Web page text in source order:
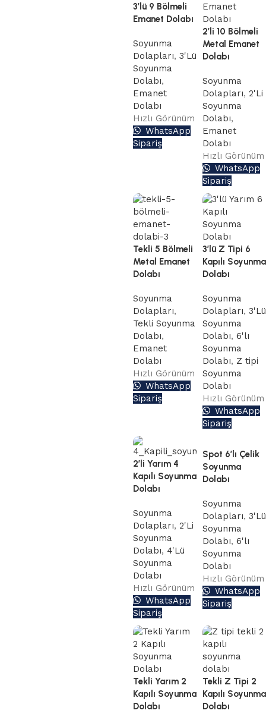
3’lü 9 Bölmeli
Emanet Dolabı
Soyunma
Dolapları, 3'Lü
Soyunma
Dolabı,
Emanet
Dolabı
Hızlı Görünüm
WhatsApp
Sipariş
2’li 10 Bölmeli
Metal Emanet
Dolabı
Soyunma
Dolapları, 2'Li
Soyunma
Dolabı,
Emanet
Dolabı
Hızlı Görünüm
WhatsApp
Sipariş
Tekli 5 Bölmeli
Metal Emanet
Dolabı
Soyunma
Dolapları,
Tekli Soyunma
Dolabı,
Emanet
Dolabı
Hızlı Görünüm
WhatsApp
Sipariş
3’lü Z Tipi 6
Kapılı Soyunma
Dolabı
Soyunma
Dolapları, 3'Lü
Soyunma
Dolabı, 6'lı
Soyunma
Dolabı, Z tipi
Soyunma
Dolabı
Hızlı Görünüm
WhatsApp
Sipariş
2’li Yarım 4
Kapılı Soyunma
Dolabı
Soyunma
Dolapları, 2'Li
Soyunma
Dolabı, 4'Lü
Soyunma
Dolabı
Hızlı Görünüm
WhatsApp
Sipariş
Spot 6’lı Çelik
Soyunma
Dolabı
Soyunma
Dolapları, 3'Lü
Soyunma
Dolabı, 6'lı
Soyunma
Dolabı
Hızlı Görünüm
WhatsApp
Sipariş
Tekli Yarım 2
Kapılı Soyunma
Dolabı
Tekli Z Tipi 2
Kapılı Soyunma
Dolabı